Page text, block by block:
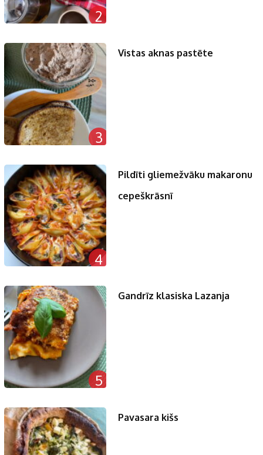
2
3
Vistas aknas pastēte
4
Pildīti gliemežvāku makaronu
cepeškrāsnī
5
Gandrīz klasiska Lazanja
Pavasara kišs